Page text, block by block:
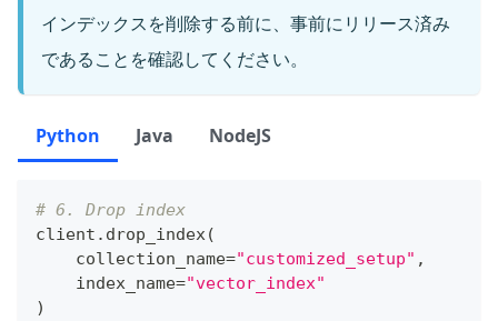
インデックスを削除する前に、事前にリリース済み
であることを確認してください。
Python Java NodeJS
# 6. Drop index
client . drop_index(
    collection_name
="customized_setup" ,
    index_name
="vector_index"
)